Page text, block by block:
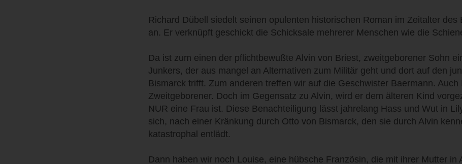
Richard Dübell siedelt seinen opulenten historischen Roman im Zeitalter des
an. Er verknüpft geschickt die Schicksale mehrerer Menschen wie die
Da ist zum einen der pflichtbewußte Alvin von Briest, zweitgeborener Sohn
Junkers, der aus mangel an Alternativen zum Militär geht und dort auf den
Bismarck trifft. Zum anderen treffen wir auf die Geschwister Baermann. Auch
Zweitgeborener. Doch im Gegensatz zu Alvin, wird er dem älteren Kind
NUR eine Frau ist. Diese Benachteiligung lässt jahrelang Hass und Wut in
sich, nach einer Kränkung durch Otto von Bismarck, den sie durch Alvin
katastrophal entlädt.
Dann haben wir noch Louise, eine hübsche Französin, die mit ihrer Mutter in